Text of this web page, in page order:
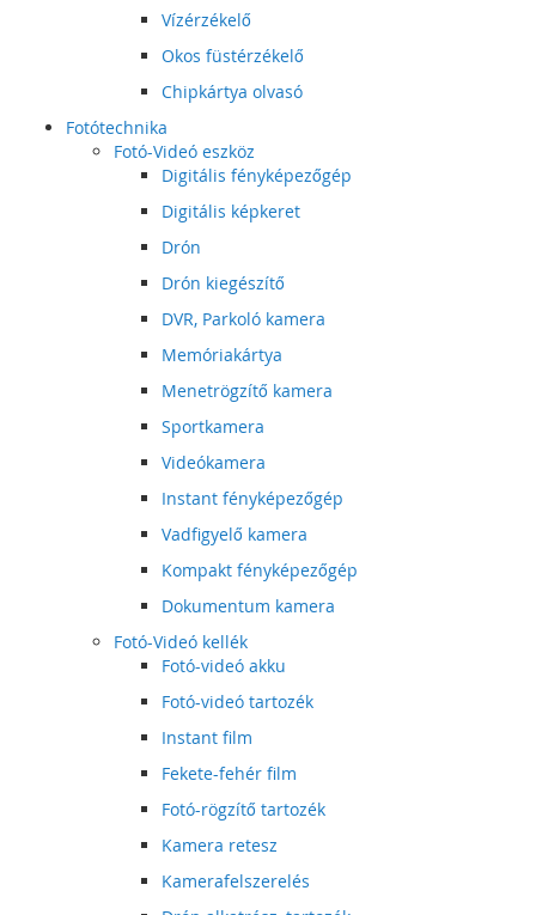
Vízérzékelő
Okos füstérzékelő
Chipkártya olvasó
Fotótechnika
Fotó-Videó eszköz
Digitális fényképezőgép
Digitális képkeret
Drón
Drón kiegészítő
DVR, Parkoló kamera
Memóriakártya
Menetrögzítő kamera
Sportkamera
Videókamera
Instant fényképezőgép
Vadfigyelő kamera
Kompakt fényképezőgép
Dokumentum kamera
Fotó-Videó kellék
Fotó-videó akku
Fotó-videó tartozék
Instant film
Fekete-fehér film
Fotó-rögzítő tartozék
Kamera retesz
Kamerafelszerelés